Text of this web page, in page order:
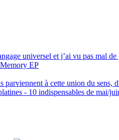
universel et j’ai vu pas mal
EP
à cette union du sens,
- 10 indispensables de mai/